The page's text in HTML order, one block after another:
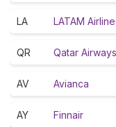
LA LATAM
QR Qatar Airways
AV Avianca
AY Finnair